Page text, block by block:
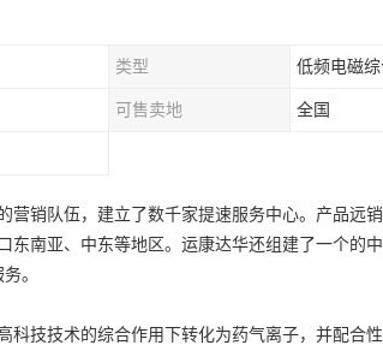
类型 低频电磁
可售卖地 全国
营销队伍，建立了数千家提速服务中心。产品远
东南亚、中东等地区。运康达华还组建了一个的
。
科技技术的综合作用下转化为药气离子，并配合